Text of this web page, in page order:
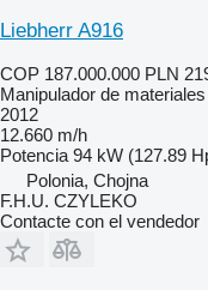
Liebherr A916
COP 187.000.000 PLN
Manipulador de materiales
2012
12.660 m/h
Potencia 94 kW (127.89
Polonia, Chojna
F.H.U. CZYLEKO
Contacte con el vendedor